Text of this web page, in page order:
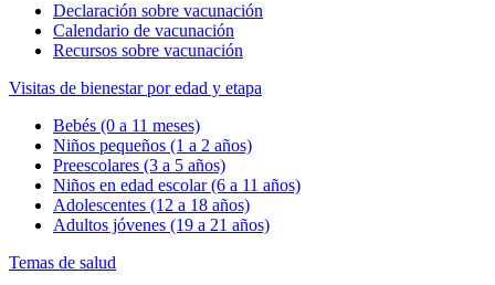
Declaración sobre vacunación
Calendario de vacunación
Recursos sobre vacunación
Visitas de bienestar por edad y etapa
Bebés (0 a 11 meses)
Niños pequeños (1 a 2 años)
Preescolares (3 a 5 años)
Niños en edad escolar (6 a 11 años)
Adolescentes (12 a 18 años)
Adultos jóvenes (19 a 21 años)
Temas de salud